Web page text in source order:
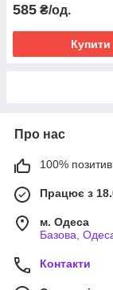
585 ₴/од.
Купити
Про нас
100%
Працює з
м. Одеса
Базова,
Контакти